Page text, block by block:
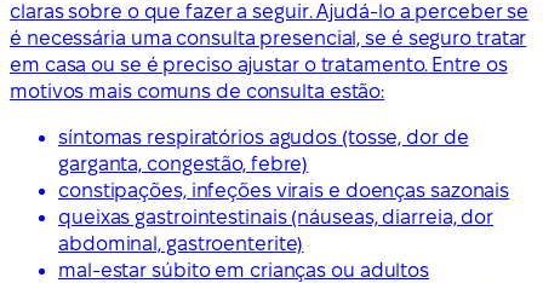
claras sobre o que fazer a seguir. Ajudá-lo a perceber se
é necessária uma consulta presencial, se é seguro tratar
em casa ou se é preciso ajustar o tratamento. Entre os
motivos mais comuns de consulta estão:
síntomas respiratórios agudos (tosse, dor de
garganta, congestão, febre)
constipações, infeções virais e doenças sazonais
queixas gastrointestinais (náuseas, diarreia, dor
abdominal, gastroenterite)
mal-estar súbito em crianças ou adultos